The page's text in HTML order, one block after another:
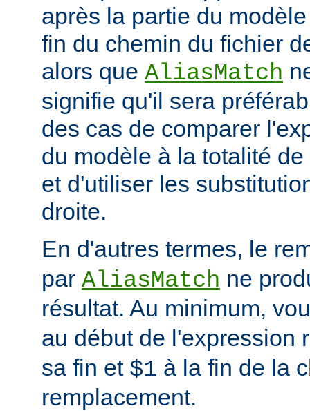
après la partie du
fin du chemin du fichier
alors que AliasMatch
signifie qu'il sera
des cas de comparer
du modèle à la totalité
et d'utiliser les
droite.
En d'autres termes, le
par AliasMatch ne
résultat. Au minimum,
au début de l'expression
sa fin et $1 à la fin de la
remplacement.